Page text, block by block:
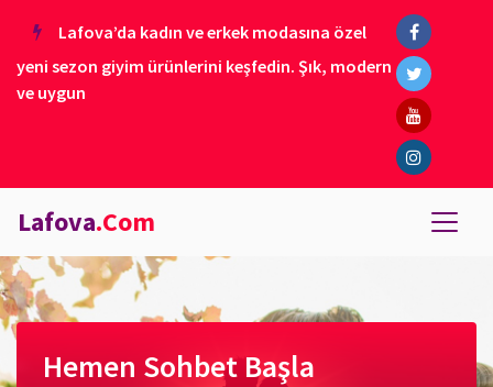
Lafova’da kadın ve erkek modasına özel
yeni sezon giyim ürünlerini keşfedin. Şık, modern
ve uygun
Lafova.Com
Hemen Sohbet Başla